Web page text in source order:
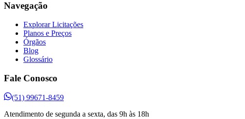
Navegação
Explorar Licitações
Planos e Preços
Órgãos
Blog
Glossário
Fale Conosco
(51) 99671-8459
Atendimento de segunda a sexta, das 9h às 18h